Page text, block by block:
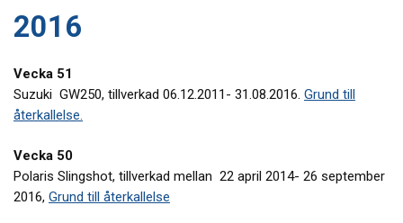
2016
Vecka 51
Suzuki GW250, tillverkad 06.12.2011- 31.08.2016. Grund till
återkallelse.
Vecka 50
Polaris Slingshot, tillverkad mellan 22 april 2014- 26 september
2016, Grund till återkallelse